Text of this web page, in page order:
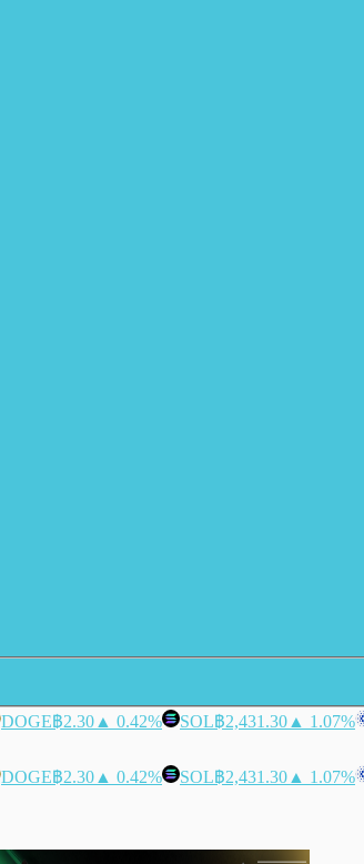
DOGE฿2.30 ▲ 0.42% SOL฿2,431.30 ▲ 1.07%
DOGE฿2.30 ▲ 0.42% SOL฿2,431.30 ▲ 1.07%